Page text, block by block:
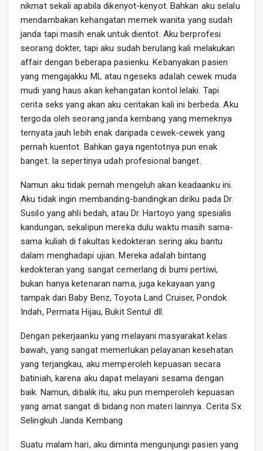
nikmat sekali apabila dikenyot-kenyot. Bahkan aku selalu
mendambakan kehangatan memek wanita yang sudah
janda tapi masih enak untuk dientot. Aku berprofesi
seorang dokter, tapi aku sudah berulang kali melakukan
affair dengan beberapa pasienku. Kebanyakan pasien
yang mengajakku ML atau ngeseks adalah cewek muda
mudi yang haus akan kehangatan kontol lelaki. Tapi
cerita seks yang akan aku ceritakan kali ini berbeda. Aku
tergoda oleh seorang janda kembang yang memeknya
ternyata jauh lebih enak daripada cewek-cewek yang
pernah kuentot. Bahkan gaya ngentotnya pun enak
banget. Ia sepertinya udah profesional banget.
Namun aku tidak pernah mengeluh akan keadaanku ini.
Aku tidak ingin membanding-bandingkan diriku pada Dr.
Susilo yang ahli bedah, atau Dr. Hartoyo yang spesialis
kandungan, sekalipun mereka dulu waktu masih sama-
sama kuliah di fakultas kedokteran sering aku bantu
dalam menghadapi ujian. Mereka adalah bintang
kedokteran yang sangat cemerlang di bumi pertiwi,
bukan hanya ketenaran nama, juga kekayaan yang
tampak dari Baby Benz, Toyota Land Cruiser, Pondok
Indah, Permata Hijau, Bukit Sentul dll.
Dengan pekerjaanku yang melayani masyarakat kelas
bawah, yang sangat memerlukan pelayanan kesehatan
yang terjangkau, aku memperoleh kepuasan secara
batiniah, karena aku dapat melayani sesama dengan
baik. Namun, dibalik itu, aku pun memperoleh kepuasan
yang amat sangat di bidang non materi lainnya. Cerita Sx
Selingkuh Janda Kembang
Suatu malam hari, aku diminta mengunjungi pasien yang